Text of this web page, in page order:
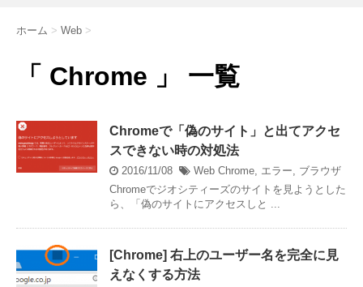
ホーム > Web >
「 Chrome 」 一覧
Chromeで「偽のサイト」と出てアクセ
スできない時の対処法
2016/11/08 Web Chrome エラー
ブラウザ
Chromeでジオシティーズのサイトを見ようとした
ら、「偽のサイトにアクセスしと ...
[Chrome] 右上のユーザー名を完全に見
えなくする方法